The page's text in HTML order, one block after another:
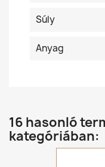
Súly
Anyag
16 hasonló
kategóriában: